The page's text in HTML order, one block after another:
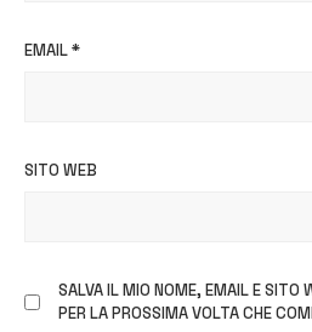
EMAIL*
SITO WEB
SALVA IL MIO NOME, EMAIL E SITO
PER LA PROSSIMA VOLTA CHE